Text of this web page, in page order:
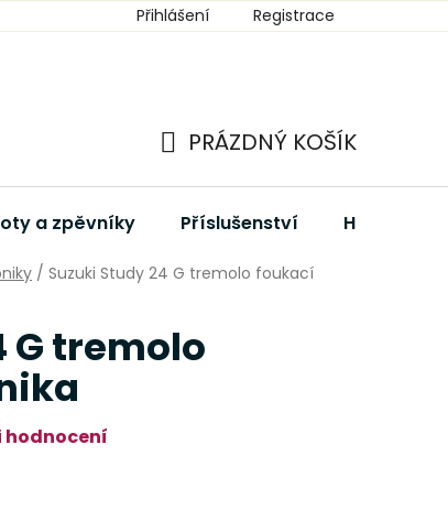
Přihlášení Registrace
KOŠÍK
PRÁZDNÝ KOŠÍK
a zpěvníky Příslušenství Hudební
/ Suzuki Study 24 G tremolo foukací
G tremolo
hodnocení